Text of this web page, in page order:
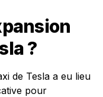
?
de Tesla a eu lieu
pour